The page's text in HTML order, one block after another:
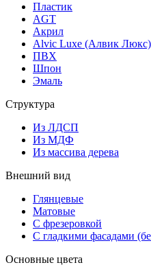
Пластик
AGT
Акрил
Alvic Luxe (Алвик Люкс)
ПВХ
Шпон
Эмаль
Структура
Из ЛДСП
Из МДФ
Из массива дерева
Внешний вид
Глянцевые
Матовые
С фрезеровкой
С гладкими фасадами
Основные цвета